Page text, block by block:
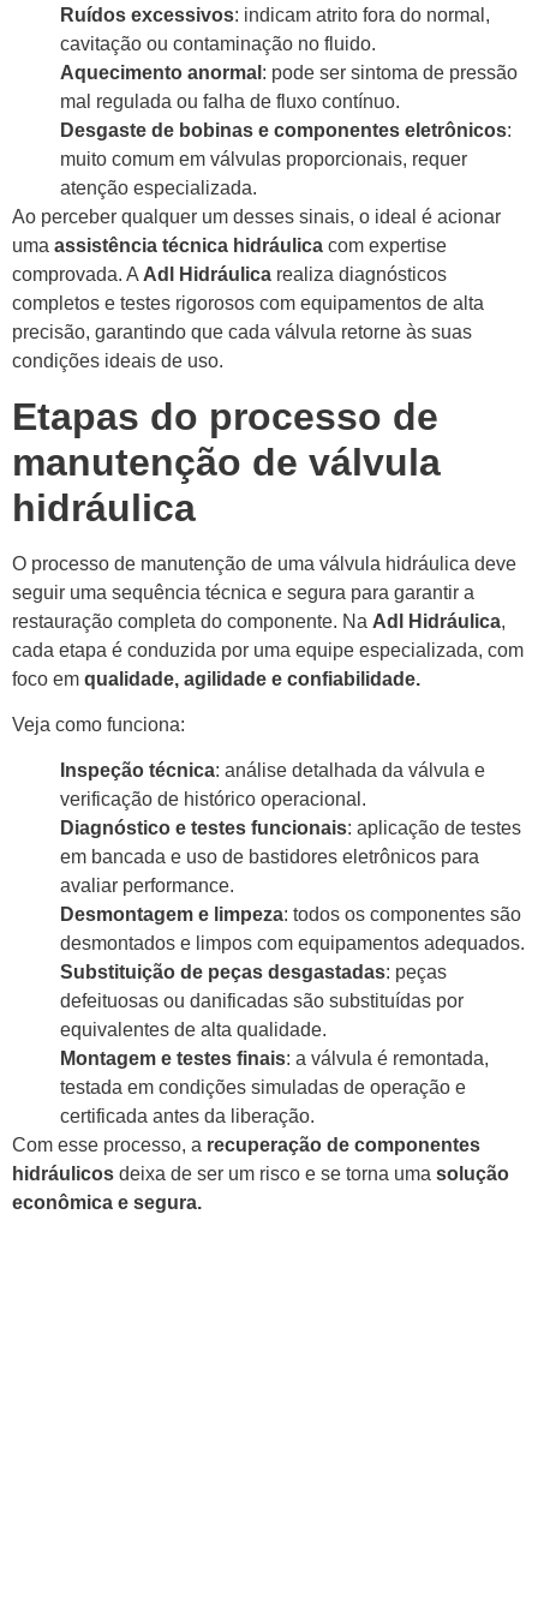
Ruídos excessivos: indicam atrito fora do normal,
cavitação ou contaminação no fluido.
Aquecimento anormal : pode ser sintoma de pressão
mal regulada ou falha de fluxo contínuo.
Desgaste de bobinas e componentes eletrônicos:
muito comum em válvulas proporcionais, requer
atenção especializada.
Ao perceber qualquer um desses sinais, o ideal é acionar
uma assistência técnica hidráulica com expertise
comprovada. A Adl Hidráulica realiza diagnósticos
completos e testes rigorosos com equipamentos de alta
precisão, garantindo que cada válvula retorne às suas
condições ideais de uso.
Etapas do processo de
manutenção de válvula
hidráulica
O processo de manutenção de uma válvula hidráulica deve
seguir uma sequência técnica e segura para garantir a
restauração completa do componente. Na Adl Hidráulica,
cada etapa é conduzida por uma equipe especializada, com
foco em qualidade, agilidade e confiabilidade.
Veja como funciona:
Inspeção técnica: análise detalhada da válvula e
verificação de histórico operacional.
Diagnóstico e testes funcionais: aplicação de testes
em bancada e uso de bastidores eletrônicos para
avaliar performance.
Desmontagem e limpeza: todos os componentes são
desmontados e limpos com equipamentos adequados.
Substituição de peças desgastadas: peças
defeituosas ou danificadas são substituídas por
equivalentes de alta qualidade.
Montagem e testes finais: a válvula é remontada,
testada em condições simuladas de operação e
certificada antes da liberação.
Com esse processo, a recuperação de componentes
hidráulicos deixa de ser um risco e se torna uma solução
econômica e segura.